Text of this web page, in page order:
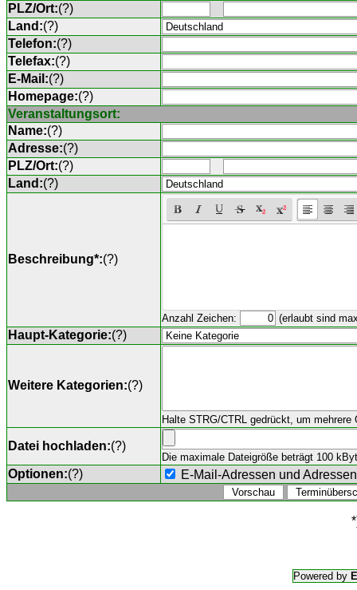
PLZ/Ort:(?)
Land:(?)
Telefon:(?)
Telefax:(?)
E-Mail:(?)
Homepage:(?)
Veranstaltungsort:
Name:(?)
Adresse:(?)
PLZ/Ort:(?)
Land:(?)
Beschreibung*:(?)
Anzahl Zeichen: (erlaubt sind
Haupt-Kategorie:(?)
Weitere Kategorien:(?)
Halte STRG/CTRL gedrückt, um mehrere
Datei hochladen:(?)
Die maximale Dateigröße beträgt 100
Optionen:(?) E-Mail-Adressen und
Powered by